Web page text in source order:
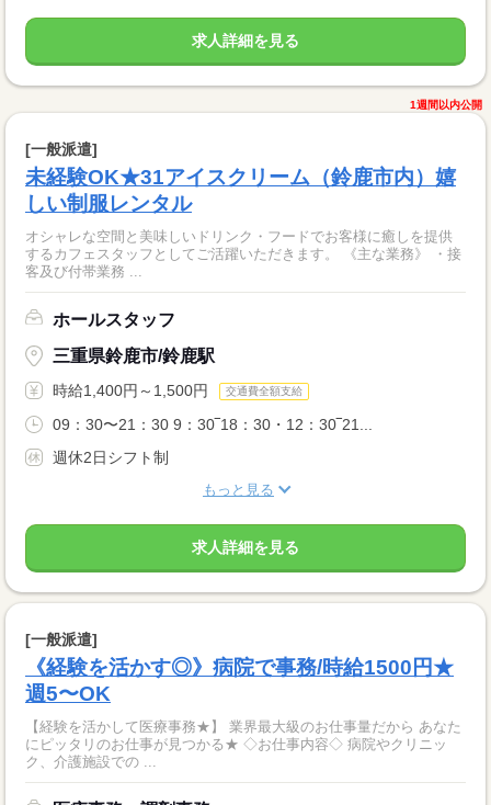
求人詳細を見る
1週間以内公開
[一般派遣]
未経験OK★31アイスクリーム（鈴鹿市内）嬉
しい制服レンタル
オシャレな空間と美味しいドリンク・フードでお客様に癒しを提供
するカフェスタッフとしてご活躍いただきます。 《主な業務》 ・接
客及び付帯業務 ...
ホールスタッフ
三重県鈴鹿市/鈴鹿駅
時給1,400円～1,500円 交通費全額支給
09：30〜21：30 9：30‾18：30・12：30‾21...
週休2日シフト制
もっと見る
求人詳細を見る
[一般派遣]
《経験を活かす◎》病院で事務/時給1500円★
週5〜OK
【経験を活かして医療事務★】 業界最大級のお仕事量だから あなた
にピッタリのお仕事が見つかる★ ◇お仕事内容◇ 病院やクリニッ
ク、介護施設での ...